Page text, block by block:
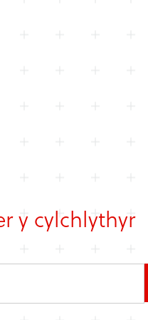
y cylchlythyr